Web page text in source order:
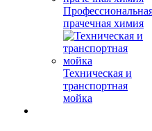
прачечная химия
Техническая и
транспортная
мойка